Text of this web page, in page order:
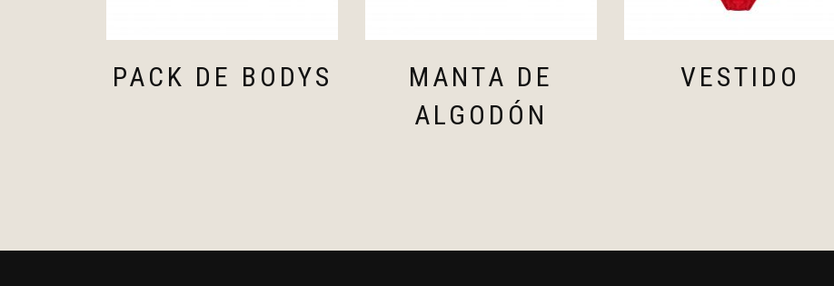
PACK DE BODYS
MANTA DE
ALGODÓN
VESTIDO